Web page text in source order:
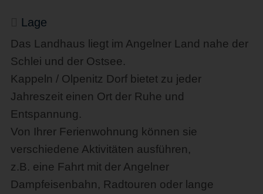
Lage
Das Landhaus liegt im Angelner Land nahe der
Schlei und der Ostsee.
Kappeln / Olpenitz Dorf bietet zu jeder
Jahreszeit einen Ort der Ruhe und
Entspannung.
Von Ihrer Ferienwohnung können sie
verschiedene Aktivitäten ausführen,
z.B. eine Fahrt mit der Angelner
Dampfeisenbahn, Radtouren oder lange